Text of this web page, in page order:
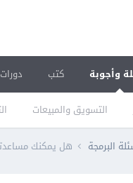
وأجوبة
التسويق والمبيعات
كتب دورات
البرمجة هل يمكنك